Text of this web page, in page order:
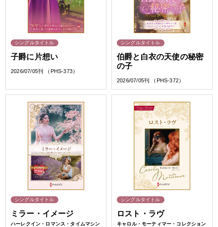
シングルタイトル
子爵に片想い
2026/07/05刊 （PHS-373）
シングルタイトル
伯爵と白衣の天使の秘密
の子
2026/07/05刊 （PHS-372）
シングルタイトル
ミラー・イメージ
ハーレクイン・ロマンス・タイムマシン
シングルタイトル
ロスト・ラヴ
キャロル・モーティマー・コレクション